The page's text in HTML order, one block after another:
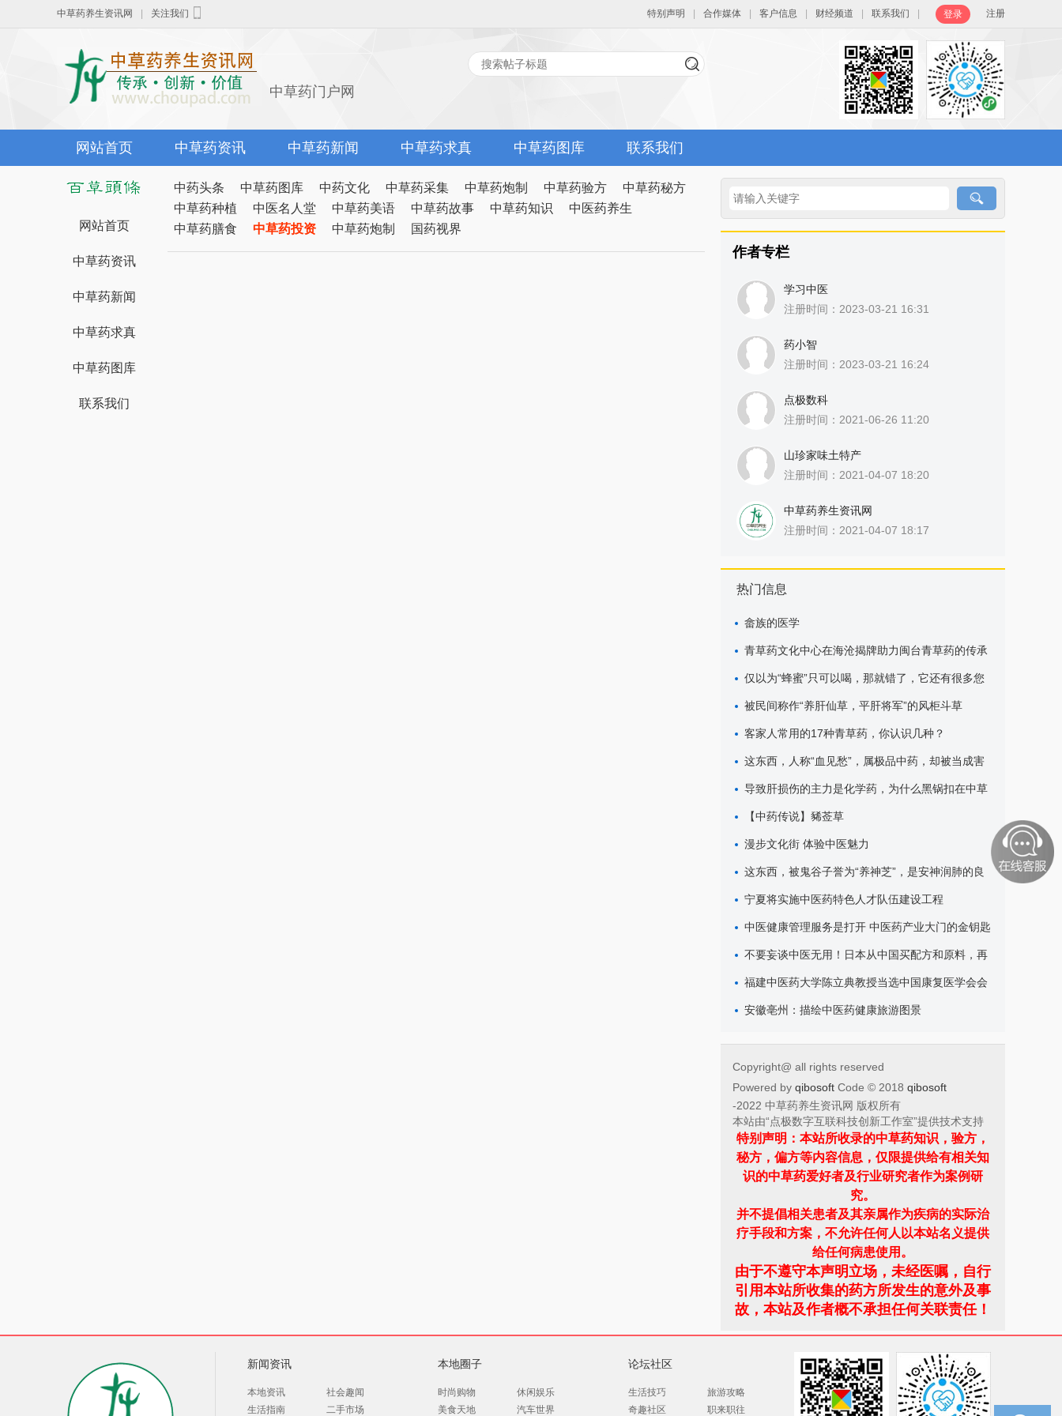
中草药养生资讯网 关注我们 登录 注册
特别声明 合作媒体 客户信息 财经频道 联系我们
中草药门户网
网站首页 中草药资讯 中草药新闻 中草药求真 中草药图库 联系我们
网站首页
中草药资讯
中草药新闻
中草药求真
中草药图库
联系我们
中药头条 中草药图库 中药文化 中草药采集 中草药炮制 中草药验方
中草药秘方
中草药种植
中医名人堂 中草药美语 中草药故事 中草药知识
中医药养生
中草药膳食
中草药投资 中草药炮制 国药视界
作者专栏
学习中医
注册时间：2023-03-21 16:31
药小智
注册时间：2023-03-21 16:24
点极数科
注册时间：2021-06-26 11:20
山珍家味土特产
注册时间：2021-04-07 18:20
中草药养生资讯网
注册时间：2021-04-07 18:17
热门信息
畲族的医学
青草药文化中心在海沧揭牌助力闽台青草药的传承
与发展
仅以为“蜂蜜”只可以喝，那就错了，它还有很多您
不知道的药用价值
被民间称作“养肝仙草，平肝将军”的风柜斗草
客家人常用的17种青草药，你认识几种？
这东西，人称“血见愁”，属极品中药，却被当成害
草除掉，可惜了
导致肝损伤的主力是化学药，为什么黑锅扣在中草
药头上？
【中药传说】豨莶草
漫步文化街 体验中医魅力
这东西，被鬼谷子誉为“养神芝”，是安神润肺的良
药，遇见请重视
宁夏将实施中医药特色人才队伍建设工程
中医健康管理服务是打开 中医药产业大门的金钥匙
不要妄谈中医无用！日本从中国买配方和原料，再
销往世界各地
福建中医药大学陈立典教授当选中国康复医学会会
长
安徽亳州：描绘中医药健康旅游图景
Copyright@ all rights reserved
Powered by qibosoft Code © 2018 qibosoft
-2022 中草药养生资讯网 版权所有
本站由“点极数字互联科技创新工作室”提供技术支持
特别声明：本站所收录的中草药知识，验方，
秘方，偏方等内容信息，仅限提供给有相关知
识的中草药爱好者及行业研究者作为案例研
究。
并不提倡相关患者及其亲属作为疾病的实际治
疗手段和方案，不允许任何人以本站名义提供
给任何病患使用。
由于不遵守本声明立场，未经医嘱，自行
引用本站所收集的药方所发生的意外及事
故， 本站及作者概不承担任何关联责任！
新闻资讯
本地资讯
社会趣闻
生活指南
二手市场
本地圈子
时尚购物
休闲娱乐
美食天地
汽车世界
论坛社区
生活技巧
旅游攻略
奇趣社区
职来职往